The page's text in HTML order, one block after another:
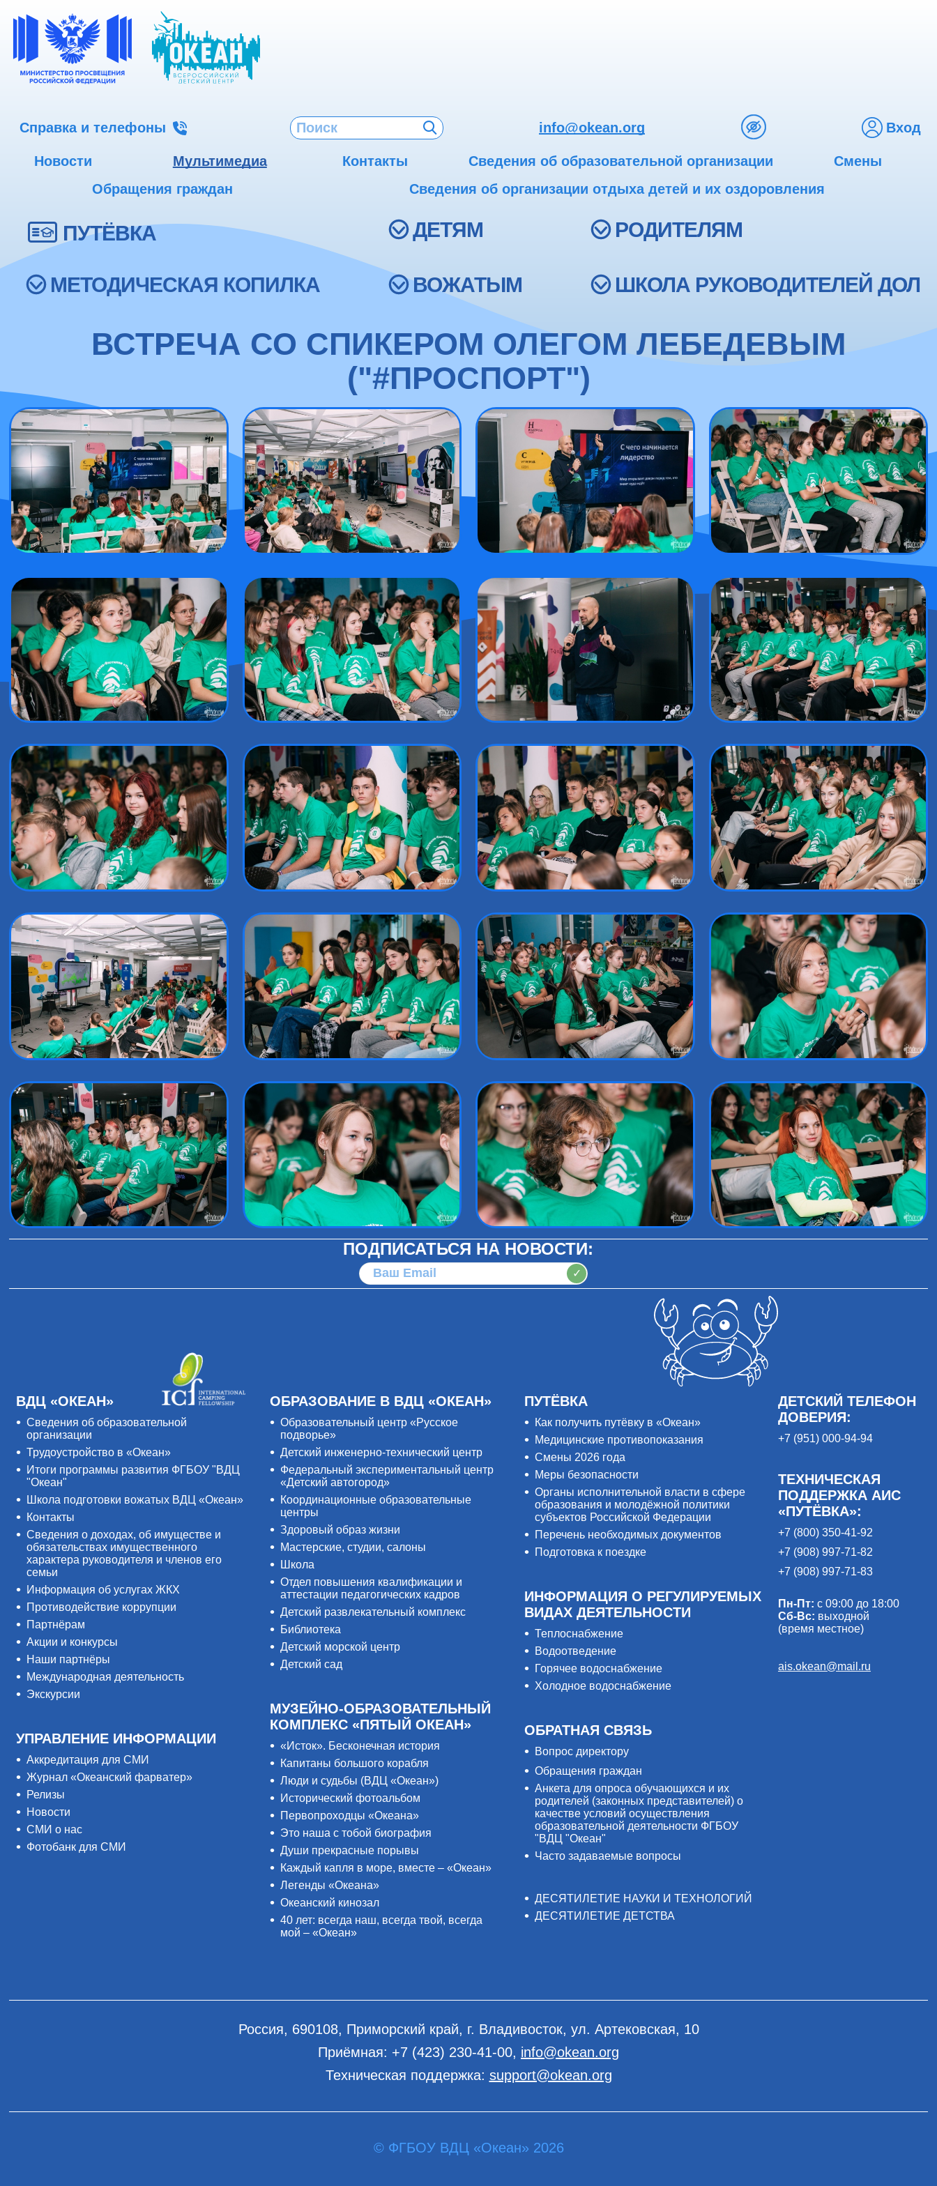
Справка и телефоны info@okean.org Вход
Новости Мультимедиа Контакты Сведения об образовательной организации
Смены
Обращения граждан
Сведения об организации отдыха детей и их оздоровления
ПУТЁВКА ДЕТЯМ РОДИТЕЛЯМ
МЕТОДИЧЕСКАЯ КОПИЛКА ВОЖАТЫМ ШКОЛА РУКОВОДИТЕЛЕЙ ДОЛ
ВСТРЕЧА СО СПИКЕРОМ ОЛЕГОМ ЛЕБЕДЕВЫМ
("#ПРОСПОРТ")
ПОДПИСАТЬСЯ НА НОВОСТИ:
✓
ВДЦ «ОКЕАН»
Сведения об образовательной
организации
Трудоустройство в «Океан»
Итоги программы развития ФГБОУ "ВДЦ
"Океан"
Школа подготовки вожатых ВДЦ «Океан»
Контакты
Сведения о доходах, об имуществе и
обязательствах имущественного
характера руководителя и членов его
семьи
Информация об услугах ЖКХ
Противодействие коррупции
Партнёрам
Акции и конкурсы
Наши партнёры
Международная деятельность
Экскурсии
УПРАВЛЕНИЕ ИНФОРМАЦИИ
Аккредитация для СМИ
Журнал «Океанский фарватер»
Релизы
Новости
СМИ о нас
Фотобанк для СМИ
ОБРАЗОВАНИЕ В ВДЦ «ОКЕАН»
Образовательный центр «Русское
подворье»
Детский инженерно-технический центр
Федеральный экспериментальный центр
«Детский автогород»
Координационные образовательные
центры
Здоровый образ жизни
Мастерские, студии, салоны
Школа
Отдел повышения квалификации и
аттестации педагогических кадров
Детский развлекательный комплекс
Библиотека
Детский морской центр
Детский сад
МУЗЕЙНО-ОБРАЗОВАТЕЛЬНЫЙ
КОМПЛЕКС «ПЯТЫЙ ОКЕАН»
«Исток». Бесконечная история
Капитаны большого корабля
Люди и судьбы (ВДЦ «Океан»)
Исторический фотоальбом
Первопроходцы «Океана»
Это наша с тобой биография
Души прекрасные порывы
Каждый капля в море, вместе – «Океан»
Легенды «Океана»
Океанский кинозал
40 лет: всегда наш, всегда твой, всегда
мой – «Океан»
ПУТЁВКА
Как получить путёвку в «Океан»
Медицинские противопоказания
Смены 2026 года
Меры безопасности
Органы исполнительной власти в сфере
образования и молодёжной политики
субъектов Российской Федерации
Перечень необходимых документов
Подготовка к поездке
ИНФОРМАЦИЯ О РЕГУЛИРУЕМЫХ
ВИДАХ ДЕЯТЕЛЬНОСТИ
Теплоснабжение
Водоотведение
Горячее водоснабжение
Холодное водоснабжение
ОБРАТНАЯ СВЯЗЬ
Вопрос директору
Обращения граждан
Анкета для опроса обучающихся и их
родителей (законных представителей) о
качестве условий осуществления
образовательной деятельности ФГБОУ
"ВДЦ "Океан"
Часто задаваемые вопросы
ДЕСЯТИЛЕТИЕ НАУКИ И ТЕХНОЛОГИЙ
ДЕСЯТИЛЕТИЕ ДЕТСТВА
ДЕТСКИЙ ТЕЛЕФОН
ДОВЕРИЯ:
+7 (951) 000-94-94
ТЕХНИЧЕСКАЯ
ПОДДЕРЖКА АИС
«ПУТЁВКА»:
+7 (800) 350-41-92
+7 (908) 997-71-82
+7 (908) 997-71-83
Пн-Пт: с 09:00 до 18:00
Сб-Вс: выходной
(время местное)
ais.okean@mail.ru
Россия, 690108, Приморский край, г. Владивосток, ул. Артековская, 10
Приёмная: +7 (423) 230-41-00, info@okean.org
Техническая поддержка: support@okean.org
© ФГБОУ ВДЦ «Океан» 2026